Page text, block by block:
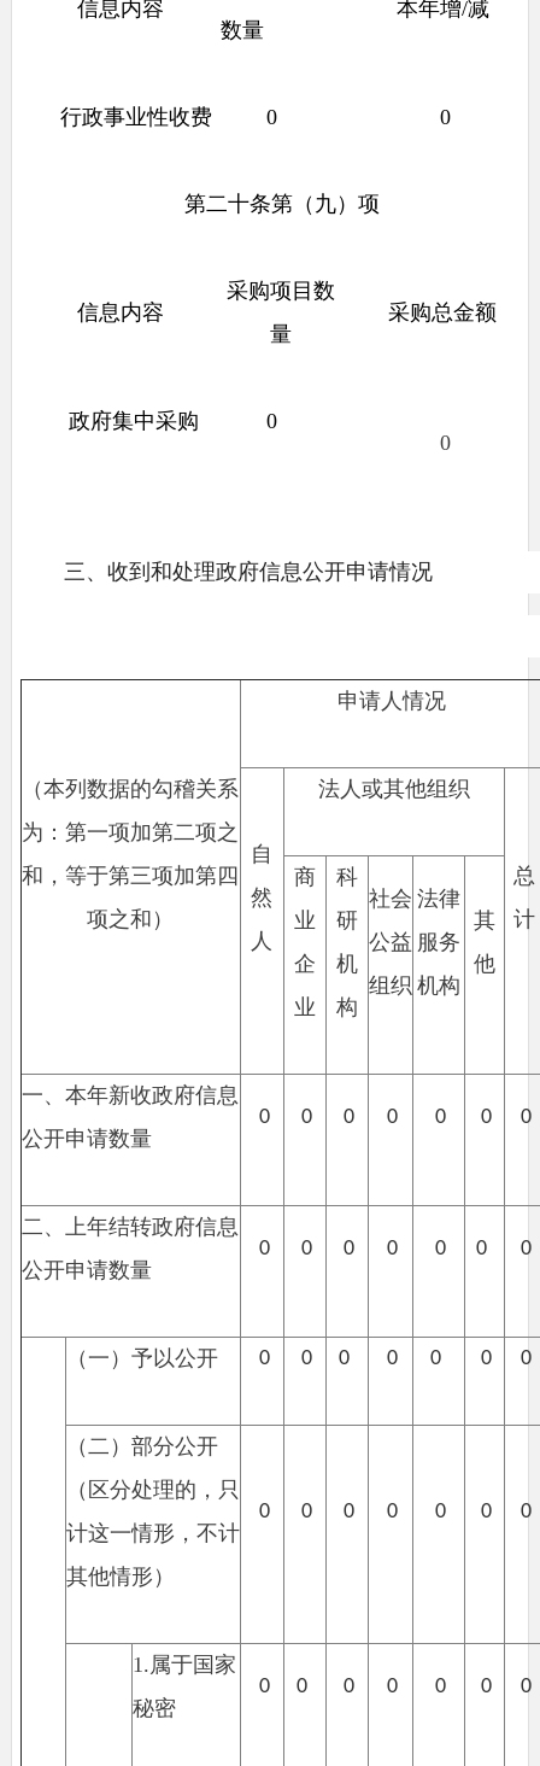
信息内容
数量
本年增/减
行政事业性收费 0 0
第二十条第（九）项
信息内容
采购项目数
量
采购总金额
政府集中采购
0
0
三、收到和处理政府信息公开申请情况
（本列数据的勾稽关系
为：第一项加第二项之
和，等于第三项加第四
项之和）
申请人情况
自
然
人
法人或其他组织
总
计
商
业
企
业
科
研
机
构
社会
公益
组织
法律
服务
机构
其
他
一、本年新收政府信息
公开申请数量
0 0 0 0 0 0 0
二、上年结转政府信息
公开申请数量
0 0 0 0 0 0 0
（一）予以公开 0 0 0 0 0 0 0
（二）部分公开
（区分处理的，只
计这一情形，不计
其他情形）
0 0 0 0 0 0 0
1. 属于国家
秘密
0 0 0 0 0 0 0